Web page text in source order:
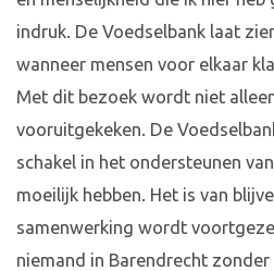
indruk. De Voedselbank laat
wanneer mensen voor elkaar
Met dit bezoek wordt niet
vooruitgekeken. De
schakel in het ondersteunen
moeilijk hebben. Het is van
samenwerking wordt
niemand in Barendrecht